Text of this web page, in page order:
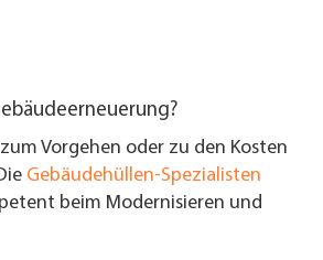
Vorgehen oder zu den Kosten
Gebäudehüllen-Spezialisten
beim Modernisieren und